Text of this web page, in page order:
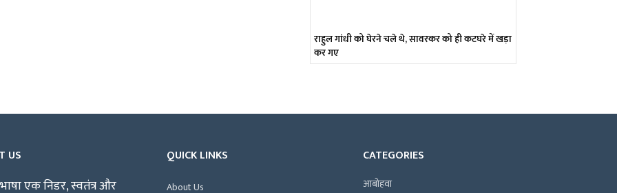
राहुल गांधी को घेरने चले थे, सावरकर को ही कटघरे में खड़ा
कर गए
US
एक निडर, स्वतंत्र और
QUICK LINKS
About Us
CATEGORIES
आबोहवा